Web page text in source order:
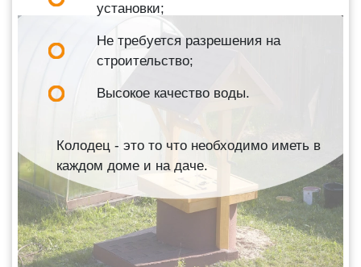
установки;
Не требуется разрешения на
строительство;
Высокое качество воды.
Колодец - это то что необходимо иметь в
каждом доме и на даче.